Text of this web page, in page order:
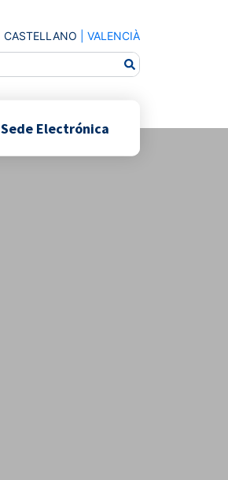
CASTELLANO VALENCIÀ
Sede Electrónica